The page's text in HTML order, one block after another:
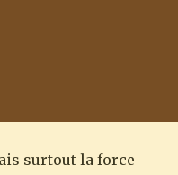
surtout la force